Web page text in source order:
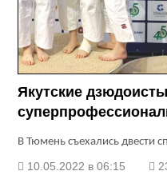
Якутские
В Тюмень съеха­лись двести
10.05.2022 в 06:15